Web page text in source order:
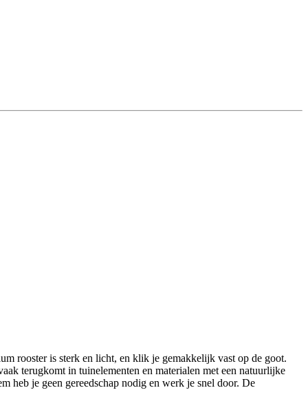
rooster is sterk en licht, en klik je gemakkelijk vast op de goot.
terugkomt in tuinelementen en materialen met een natuurlijke
heb je geen gereedschap nodig en werk je snel door. De